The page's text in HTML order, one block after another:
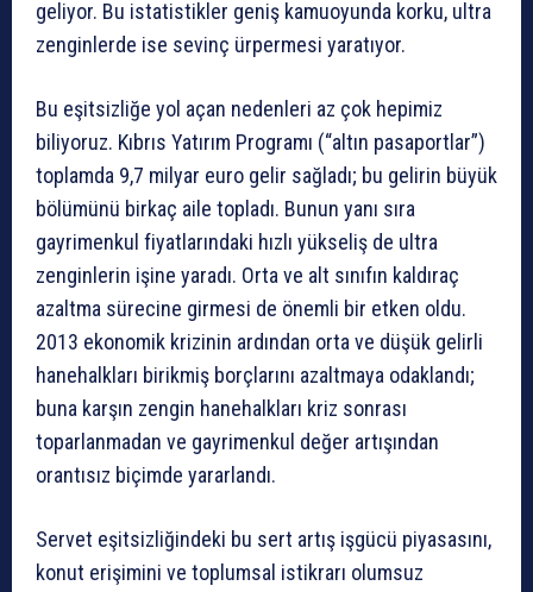
geliyor. Bu istatistikler geniş kamuoyunda korku, ultra
zenginlerde ise sevinç ürpermesi yaratıyor.
Bu eşitsizliğe yol açan nedenleri az çok hepimiz
biliyoruz. Kıbrıs Yatırım Programı (“altın pasaportlar”)
toplamda 9,7 milyar euro gelir sağladı; bu gelirin büyük
bölümünü birkaç aile topladı. Bunun yanı sıra
gayrimenkul fiyatlarındaki hızlı yükseliş de ultra
zenginlerin işine yaradı. Orta ve alt sınıfın kaldıraç
azaltma sürecine girmesi de önemli bir etken oldu.
2013 ekonomik krizinin ardından orta ve düşük gelirli
hanehalkları birikmiş borçlarını azaltmaya odaklandı;
buna karşın zengin hanehalkları kriz sonrası
toparlanmadan ve gayrimenkul değer artışından
orantısız biçimde yararlandı.
Servet eşitsizliğindeki bu sert artış işgücü piyasasını,
konut erişimini ve toplumsal istikrarı olumsuz